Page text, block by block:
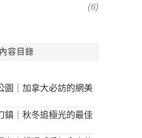
(6)
內容目錄
園｜加拿大必訪的網美
鎮｜秋冬追極光的最佳